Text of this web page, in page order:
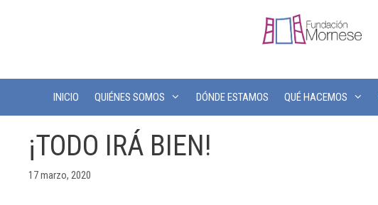
INICIO QUIÉNES SOMOS DÓNDE ESTAMOS QUÉ HACEMOS
¡TODO IRÁ BIEN!
17 marzo, 2020